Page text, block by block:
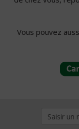
Vous pouvez